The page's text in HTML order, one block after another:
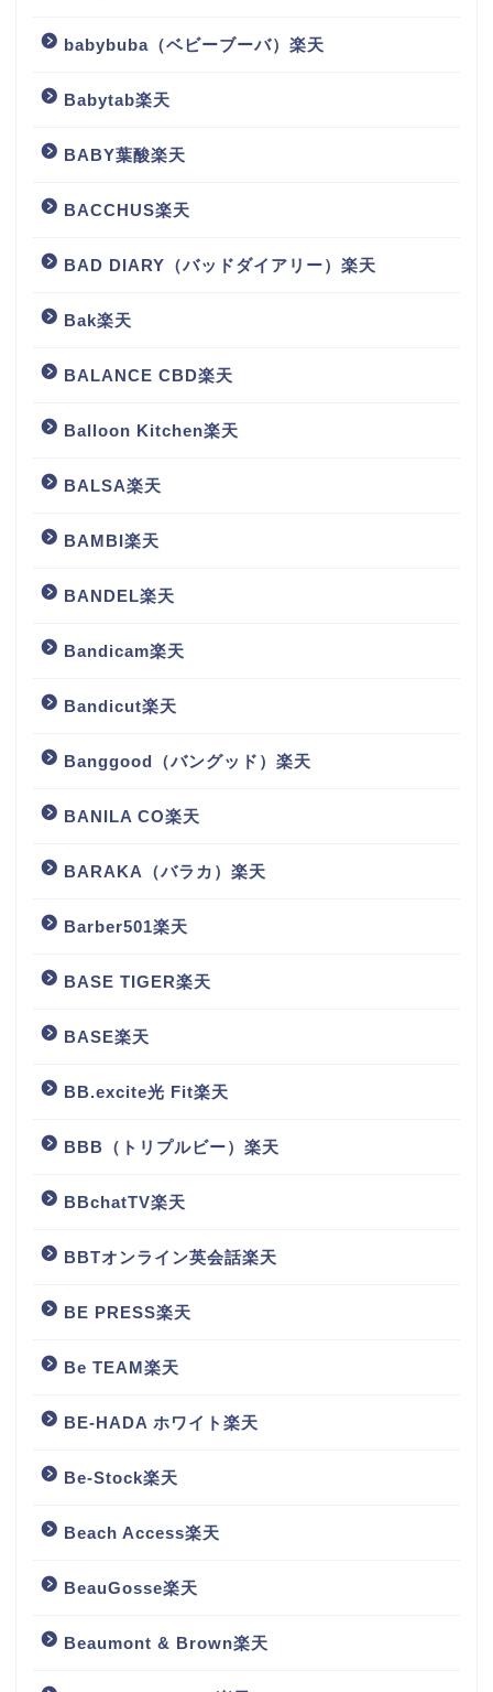
babybuba（ベビーブーバ）楽天
Babytab楽天
BABY葉酸楽天
BACCHUS楽天
BAD DIARY（バッドダイアリー）楽天
Bak楽天
BALANCE CBD楽天
Balloon Kitchen楽天
BALSA楽天
BAMBI楽天
BANDEL楽天
Bandicam楽天
Bandicut楽天
Banggood（バングッド）楽天
BANILA CO楽天
BARAKA（バラカ）楽天
Barber501楽天
BASE TIGER楽天
BASE楽天
BB.excite光 Fit楽天
BBB（トリプルビー）楽天
BBchatTV楽天
BBTオンライン英会話楽天
BE PRESS楽天
Be TEAM楽天
BE-HADA ホワイト楽天
Be-Stock楽天
Beach Access楽天
BeauGosse楽天
Beaumont & Brown楽天